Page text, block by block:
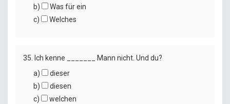
b)
Was für ein
c)
Welches
35. Ich kenne _______ Mann nicht. Und du?
a)
dieser
b)
diesen
c)
welchen